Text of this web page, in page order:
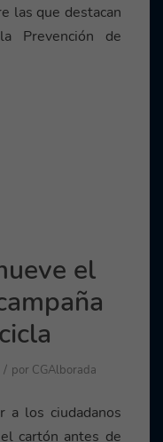
las que destacan
Prevención de
el
/ por CGAlborada
a los ciudadanos
cartón antes de